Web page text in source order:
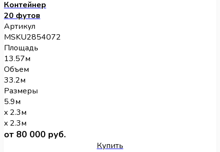
Контейнер
20 футов
Артикул
MSKU2854072
Площадь
13.57м
Объем
33.2м
Размеры
5.9м
x 2.3м
x 2.3м
от 80 000 руб.
Купить